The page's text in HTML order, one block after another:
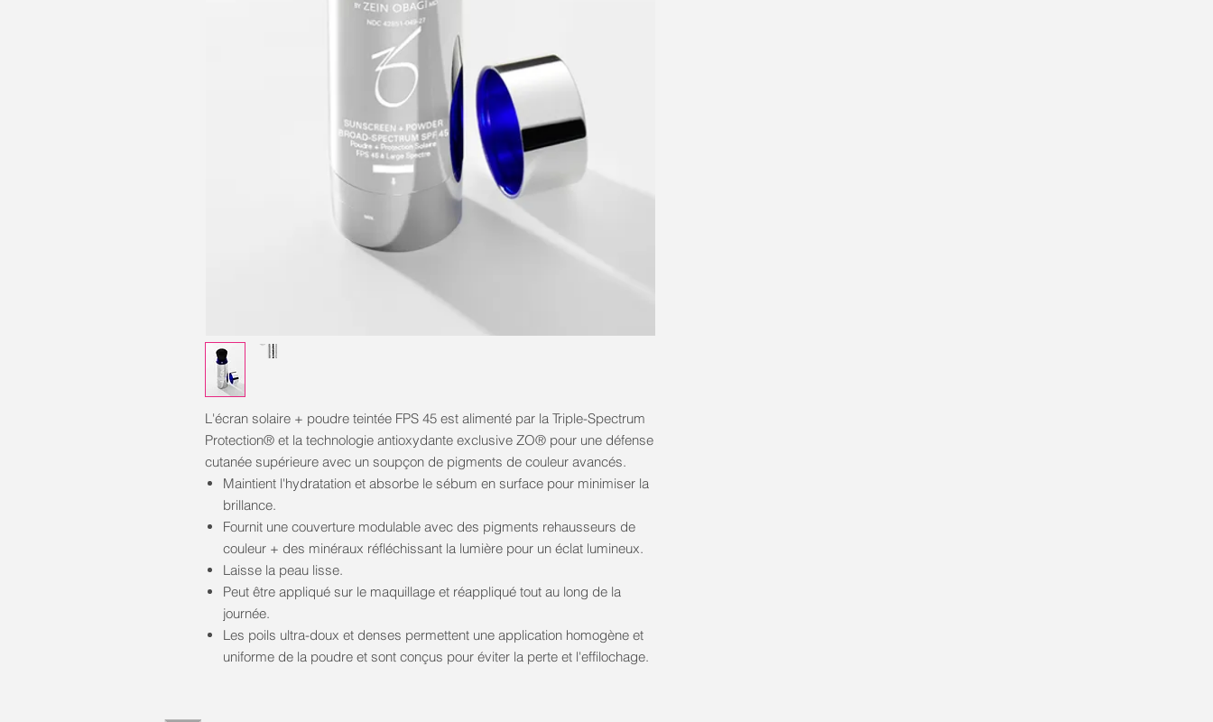
L'écran solaire + poudre teintée FPS 45 est alimenté par la Triple-Spectrum
Protection® et la technologie antioxydante exclusive ZO® pour une défense
cutanée supérieure avec un soupçon de pigments de couleur avancés.
Maintient l'hydratation et absorbe le sébum en surface pour minimiser la
brillance.
Fournit une couverture modulable avec des pigments rehausseurs de
couleur + des minéraux réfléchissant la lumière pour un éclat lumineux.
Laisse la peau lisse.
Peut être appliqué sur le maquillage et réappliqué tout au long de la
journée.
Les poils ultra-doux et denses permettent une application homogène et
uniforme de la poudre et sont conçus pour éviter la perte et l'effilochage.